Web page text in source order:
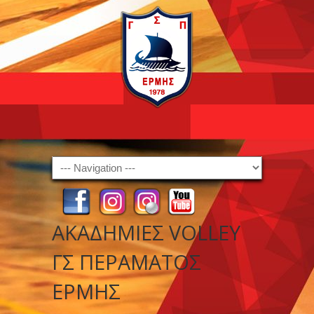
Navigation
ΑΚΑΔΗΜΙΕΣ VOLLEY
ΓΣ ΠΕΡΑΜΑΤΟΣ
ΕΡΜΗΣ